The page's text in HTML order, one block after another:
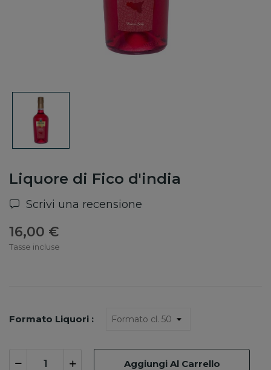
Liquore di Fico d'india
Scrivi una recensione
16,00 €
Tasse incluse
Formato Liquori :
Aggiungi Al Carrello